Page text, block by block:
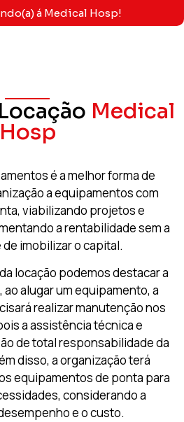
á Medical Hosp!
Medical
Hosp
é a melhor forma de
a equipamentos com
viabilizando projetos e
a rentabilidade sem a
imobilizar o capital.
locação podemos destacar a
alugar um equipamento, a
realizar manutenção nos
a assistência técnica e
de total responsabilidade da
disso, a organização terá
equipamentos de ponta para
considerando a
e o custo.